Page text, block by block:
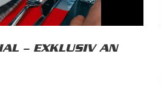
– EXKLUSIV AN